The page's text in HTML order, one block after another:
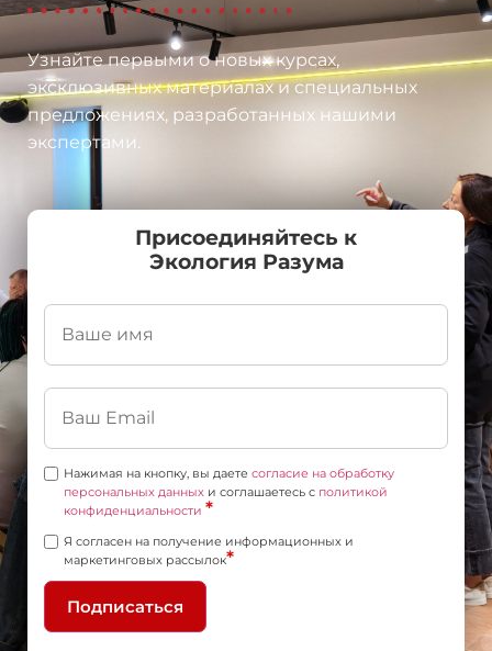
Узнайте первыми о новых курсах,
эксклюзивных материалах и специальных
предложениях, разработанных нашими
экспертами.
Присоединяйтесь к
Экология Разума
Нажимая на кнопку, вы даете согласие на обработку
персональных данных и соглашаетесь c политикой
конфиденциальности *
Я согласен на получение информационных и
маркетинговых рассылок*
Подписаться